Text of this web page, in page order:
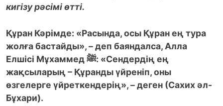
кигізу рәсімі өтті.
Құран Кәрімде: «Расында, осы Құран ең тура
жолға бастайды», – деп баяндалса, Алла
Елшісі Мұхаммедﷺ: «Сендердің ең
жақсыларың – Құранды үйреніп, оны
өзгелерге үйреткендерің», – деген (Сахих әл-
Бұхари).